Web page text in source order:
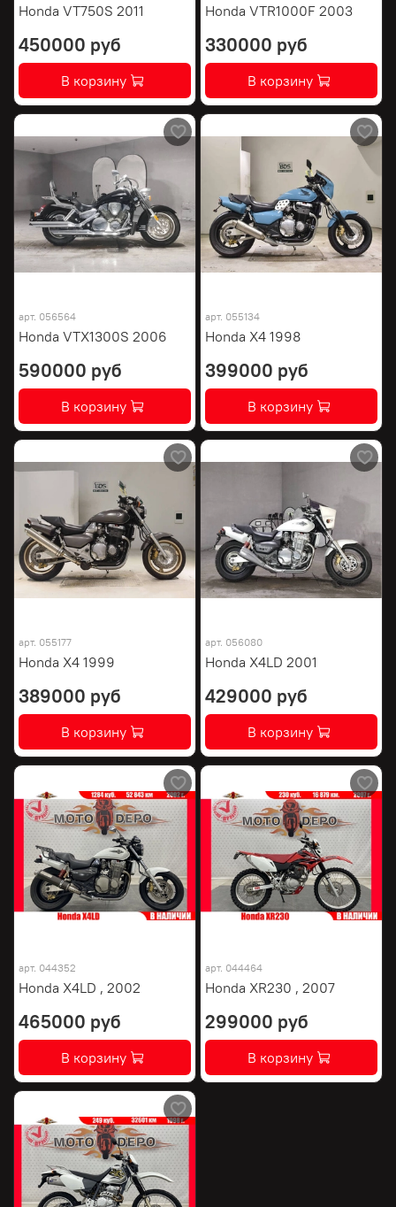
Honda VT750S 2011
450000 руб
В корзину
Honda VTR1000F 2003
330000 руб
В корзину
арт. 056564
Honda VTX1300S 2006
590000 руб
В корзину
арт. 055134
Honda X4 1998
399000 руб
В корзину
арт. 055177
Honda X4 1999
389000 руб
В корзину
арт. 056080
Honda X4LD 2001
429000 руб
В корзину
арт. 044352
Honda X4LD , 2002
465000 руб
В корзину
арт. 044464
Honda XR230 , 2007
299000 руб
В корзину